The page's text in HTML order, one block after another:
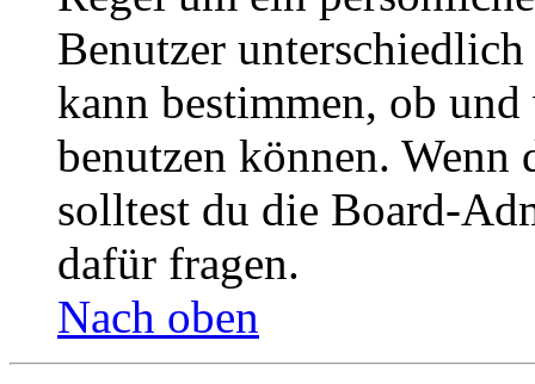
Benutzer
kann bestimmen, ob
benutzen können. Wenn
solltest du die Board-
dafür fragen.
Nach oben